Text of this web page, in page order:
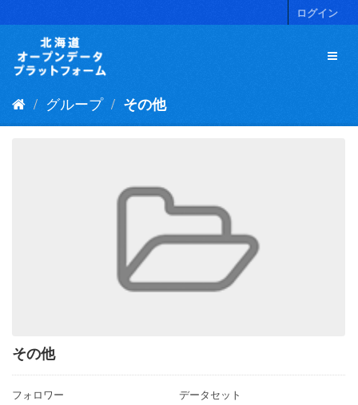
キ
ログイン
グループ その他
その他
フォロワー データセット